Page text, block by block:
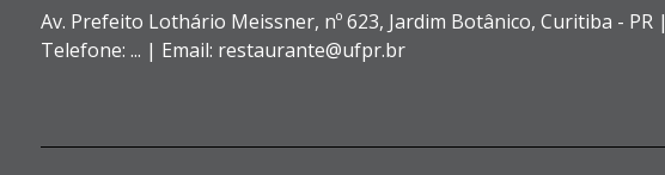
Av. Prefeito Lothário Meissner, nº 623, Jardim Botânico, Curitiba - PR |
Telefone: ... | Email: restaurante@ufpr.br